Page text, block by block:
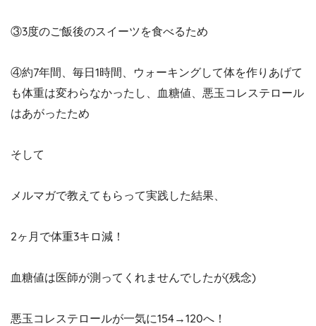
③3度のご飯後のスイーツを食べるため
④約7年間、毎日1時間、ウォーキングして体を作りあげて
も体重は変わらなかったし、血糖値、悪玉コレステロール
はあがったため
そして
メルマガで教えてもらって実践した結果、
2ヶ月で体重3キロ減！
血糖値は医師が測ってくれませんでしたが(残念)
悪玉コレステロールが一気に154→120へ！